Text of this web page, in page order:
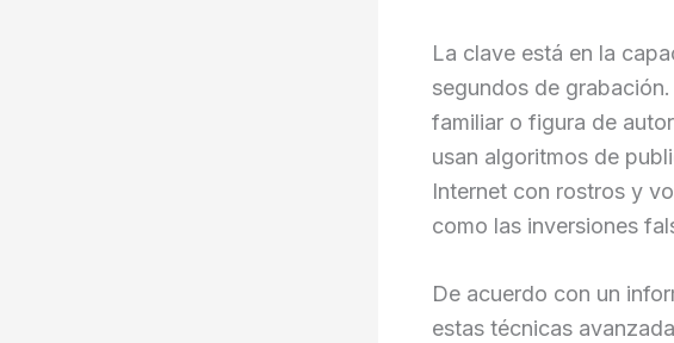
La clave está en la
segundos de
familiar o figura de
usan algoritmos de
Internet con rostros y
como las inversiones
De acuerdo con un
estas técnicas